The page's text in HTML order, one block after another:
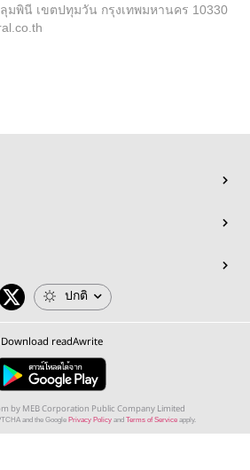
มพินี เขตปทุมวัน กรุงเทพมหานคร 10330
ปกติ
Download readAwrite
by MEB Corporation Public Company Limited
and the Google Privacy Policyand Terms of Serviceapply.